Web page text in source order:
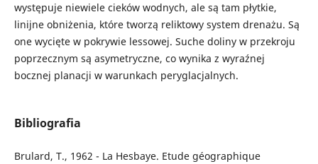
występuje niewiele cieków wodnych, ale są tam płytkie,
linijne obniżenia, które tworzą reliktowy system drenażu. Są
one wycięte w pokrywie lessowej. Suche doliny w przekroju
poprzecznym są asymetryczne, co wynika z wyraźnej
bocznej planacji w warunkach peryglacjalnych.
Bibliografia
Brulard, T., 1962 - La Hesbaye. Etude géographique